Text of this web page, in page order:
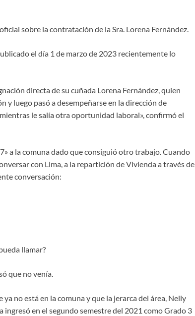
sobre la contratación de la Sra. Lorena Fernández.
el día 1 de marzo de 2023 recientemente lo
directa de su cuñada Lorena Fernández, quien
y luego pasó a desempeñarse en la dirección de
le salía otra oportunidad laboral», confirmó el
a la comuna dado que consiguió otro trabajo. Cuando
con Lima, a la repartición de Vivienda a través de
conversación:
llamar?
que no venía.
no está en la comuna y que la jerarca del área, Nelly
ingresó en el segundo semestre del 2021 como Grado 3